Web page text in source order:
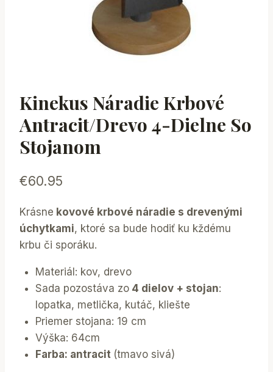
Kinekus Náradie Krbové
Antracit/drevo 4-Dielne So
Stojanom
€60.95
Krásne kovové krbové náradie s drevenými
úchytkami, ktoré sa bude hodiť ku kždému
krbu či sporáku.
Materiál: kov, drevo
Sada pozostáva zo4 dielov + stojan:
lopatka, metlička, kutáč, kliešte
Priemer stojana: 19 cm
Výška: 64cm
Farba: antracit (tmavo sivá)